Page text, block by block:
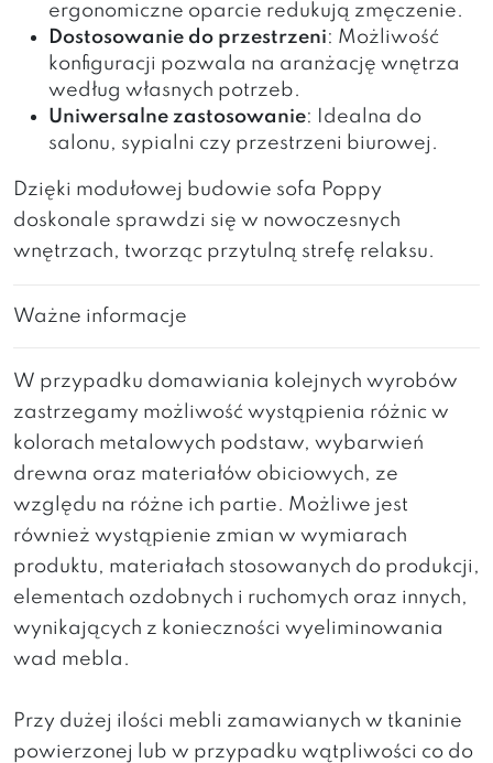
ergonomiczne oparcie redukują zmęczenie.
Dostosowanie do przestrzeni: Możliwość
konfiguracji pozwala na aranżację wnętrza
według własnych potrzeb.
Uniwersalne zastosowanie: Idealna do
salonu, sypialni czy przestrzeni biurowej.
Dzięki modułowej budowie sofa Poppy
doskonale sprawdzi się w nowoczesnych
wnętrzach, tworząc przytulną strefę relaksu.
Ważne informacje
W przypadku domawiania kolejnych wyrobów
zastrzegamy możliwość wystąpienia różnic w
kolorach metalowych podstaw, wybarwień
drewna oraz materiałów obiciowych, ze
względu na różne ich partie. Możliwe jest
również wystąpienie zmian w wymiarach
produktu, materiałach stosowanych do produkcji,
elementach ozdobnych i ruchomych oraz innych,
wynikających z konieczności wyeliminowania
wad mebla.
Przy dużej ilości mebli zamawianych w tkaninie
powierzonej lub w przypadku wątpliwości co do